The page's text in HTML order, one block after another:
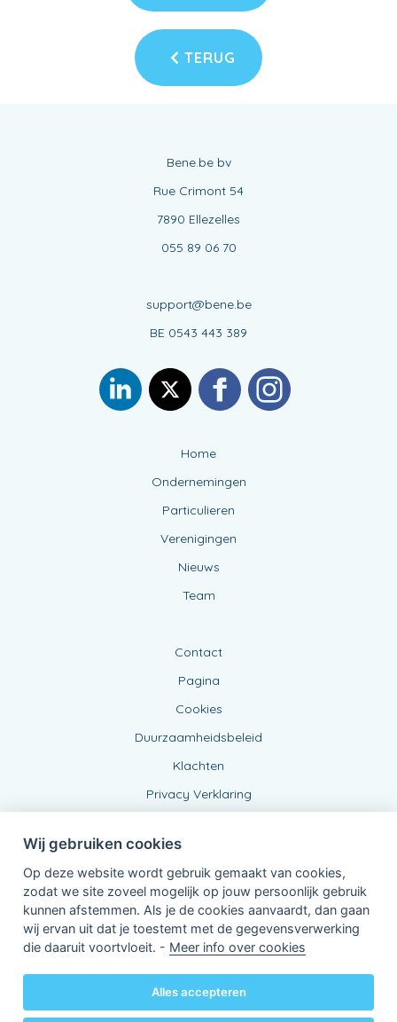
TERUG
Bene.be bv
Rue Crimont 54
7890 Ellezelles
055 89 06 70
support@bene.be
BE 0543 443 389
Home
Ondernemingen
Particulieren
Verenigingen
Nieuws
Team
Contact
Pagina
Cookies
Duurzaamheidsbeleid
Klachten
Privacy Verklaring
Verbonden Agent, BE 0543 443 389
van KBC Verzekeringen nv
3000 Leuven - Belgie
BTW BE 0403.552.563 - RPR Leuven
Powered byKBC-Agent(versie 3.21.0)
Wij gebruiken cookies
Op deze website wordt gebruik gemaakt van cookies,
zodat we site zoveel mogelijk op jouw persoonlijk gebruik
kunnen afstemmen. Als je de cookies aanvaardt, dan gaan
wij ervan uit dat je toestemt met de gegevensverwerking
die daaruit voortvloeit. - Meer info over cookies
Alles accepteren